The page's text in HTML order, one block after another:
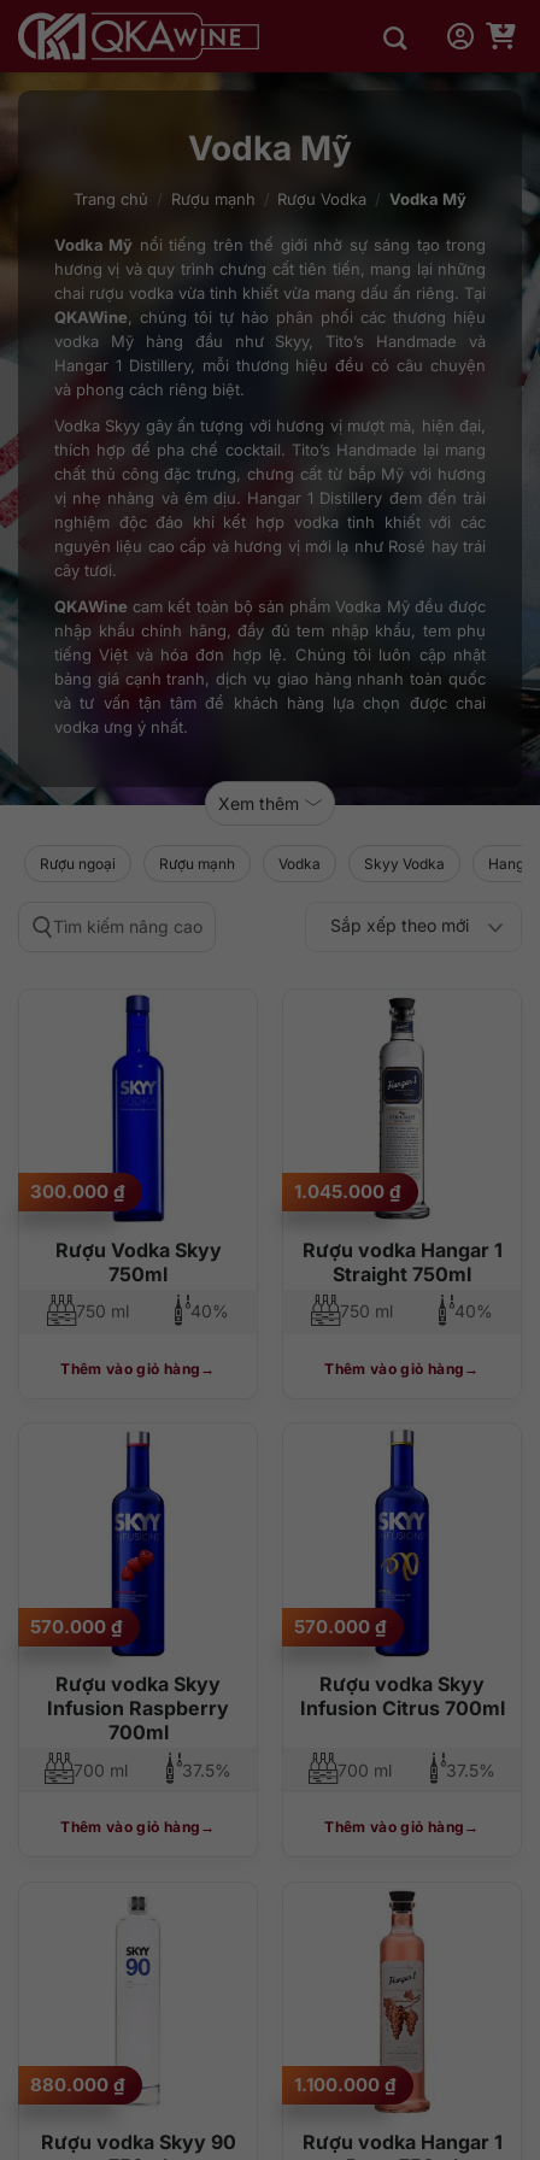
qua
dung
Vodka Mỹ
Trang chủ / Rượu mạnh / Rượu Vodka / Vodka Mỹ
Vodka Mỹ nổi tiếng trên thế giới nhờ sự sáng tạo trong
hương vị và quy trình chưng cất tiên tiến, mang lại những
chai rượu vodka vừa tinh khiết vừa mang dấu ấn riêng. Tại
QKAWine , chúng tôi tự hào phân phối các thương hiệu
vodka Mỹ hàng đầu như Skyy, Tito’s Handmade và
Hangar 1 Distillery, mỗi thương hiệu đều có câu chuyện
và phong cách riêng biệt.
Vodka Skyy gây ấn tượng với hương vị mượt mà, hiện đại,
thích hợp để pha chế cocktail. Tito’s Handmade lại mang
chất thủ công đặc trưng, chưng cất từ bắp Mỹ với hương
vị nhẹ nhàng và êm dịu. Hangar 1 Distillery đem đến trải
nghiệm độc đáo khi kết hợp vodka tinh khiết với các
nguyên liệu cao cấp và hương vị mới lạ như Rosé hay trái
cây tươi.
QKAWine cam kết toàn bộ sản phẩm Vodka Mỹ đều được
nhập khẩu chính hãng, đầy đủ tem nhập khẩu, tem phụ
tiếng Việt và hóa đơn hợp lệ. Chúng tôi luôn cập nhật
bảng giá cạnh tranh, dịch vụ giao hàng nhanh toàn quốc
và tư vấn tận tâm để khách hàng lựa chọn được chai
vodka ưng ý nhất.
Xem thêm
Rượu ngoại Rượu mạnh Vodka Skyy Vodka
Tìm kiếm nâng cao Sắp xếp theo
độ phổ biến
Sắp xếp theo mới
thấp đến cao
cao đến thấp
Rượu Vodka Skyy
750ml
300.000 ₫
750 ml 40%
Thêm vào giỏ hàng
Rượu vodka Hangar 1
Straight 750ml
1.045.000 ₫
750 ml 40%
Thêm vào giỏ hàng
Rượu vodka Skyy
Infusion Raspberry
700ml
570.000 ₫
700 ml 37.5%
Thêm vào giỏ hàng
Rượu vodka Skyy
Infusion Citrus 700ml
570.000 ₫
700 ml 37.5%
Thêm vào giỏ hàng
Rượu vodka Skyy 90
880.000 ₫
Rượu vodka Hangar 1
1.100.000 ₫